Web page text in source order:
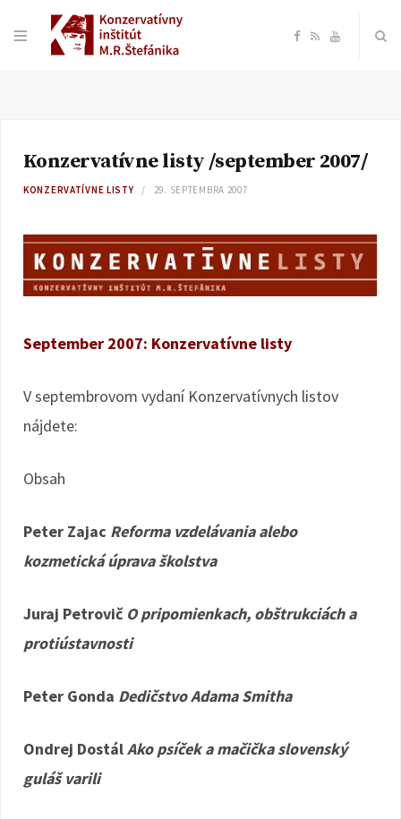
F
e
o
R Y
T
b
Konzervatívne listy /september 2007/
KONZERVATÍVNE LISTY 29. SEPTEMBRA 2007
September 2007: Konzervatívne listy
V septembrovom vydaní Konzervatívnych listov
nájdete:
Obsah
Peter Zajac Reforma vzdelávania alebo
kozmetická úprava školstva
Juraj Petrovič O pripomienkach, obštrukciách a
protiústavnosti
Peter Gonda Dedičstvo Adama Smitha
Ondrej DostálAko psíček a mačička slovenský
guláš varili